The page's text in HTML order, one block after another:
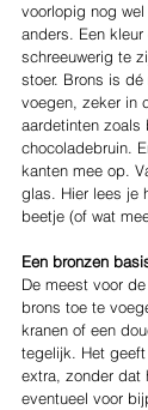
voorlopig nog
anders. Een
schreeuwerig te
stoer. Brons is
voegen, zeker in
aardetinten
chocoladebruin.
kanten mee op.
glas. Hier lees je
beetje (of wat
Een bronzen
De meest voor
brons toe te
kranen of een
tegelijk. Het
extra, zonder dat
eventueel voor